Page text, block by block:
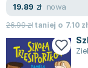
19.89 zł nowa
26.99złtaniej o 7.10 zł